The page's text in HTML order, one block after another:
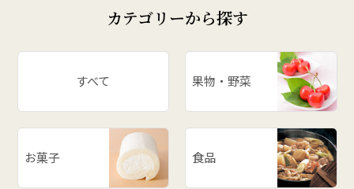
カテゴリーから探す
すべて 果物・野菜
お菓子 食品